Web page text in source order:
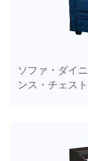
ソファ・ダイ
ンス・チェス